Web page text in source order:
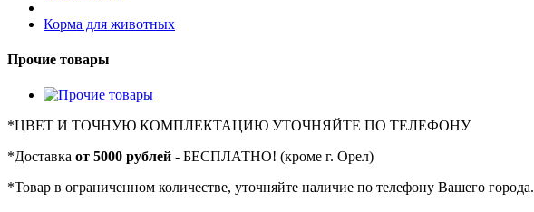
Корма для животных
Прочие товары
*ЦВЕТ И ТОЧНУЮ КОМПЛЕКТАЦИЮ УТОЧНЯЙТЕ ПО ТЕЛЕФОНУ
*Доставка от 5000 рублей - БЕСПЛАТНО! (кроме г. Орел)
*Товар в ограниченном количестве, уточняйте наличие по телефону Вашего города.